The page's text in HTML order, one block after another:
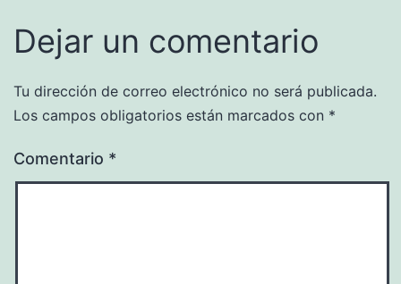
Dejar un comentario
Tu dirección de correo electrónico no será publicada.
Los campos obligatorios están marcados con *
Comentario *